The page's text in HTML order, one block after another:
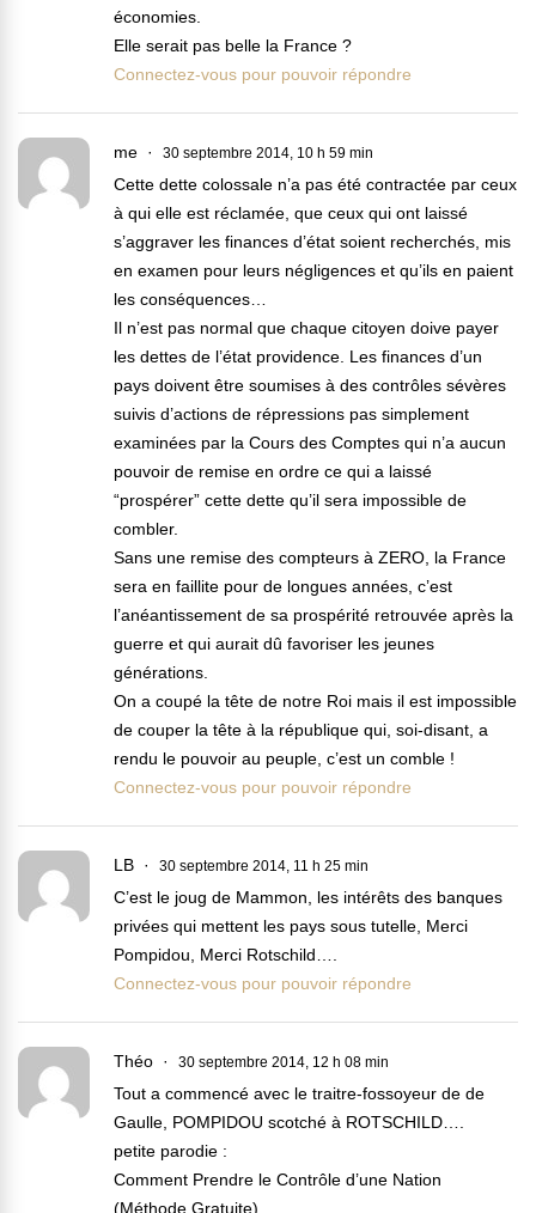
économies.
Elle serait pas belle la France ?
Connectez-vous pour pouvoir répondre
me 30 septembre 2014, 10 h 59 min
Cette dette colossale n’a pas été contractée par ceux
à qui elle est réclamée, que ceux qui ont laissé
s’aggraver les finances d’état soient recherchés, mis
en examen pour leurs négligences et qu’ils en paient
les conséquences…
Il n’est pas normal que chaque citoyen doive payer
les dettes de l’état providence. Les finances d’un
pays doivent être soumises à des contrôles sévères
suivis d’actions de répressions pas simplement
examinées par la Cours des Comptes qui n’a aucun
pouvoir de remise en ordre ce qui a laissé
“prospérer” cette dette qu’il sera impossible de
combler.
Sans une remise des compteurs à ZERO, la France
sera en faillite pour de longues années, c’est
l’anéantissement de sa prospérité retrouvée après la
guerre et qui aurait dû favoriser les jeunes
générations.
On a coupé la tête de notre Roi mais il est impossible
de couper la tête à la république qui, soi-disant, a
rendu le pouvoir au peuple, c’est un comble !
Connectez-vous pour pouvoir répondre
LB 30 septembre 2014, 11 h 25 min
C’est le joug de Mammon, les intérêts des banques
privées qui mettent les pays sous tutelle, Merci
Pompidou, Merci Rotschild….
Connectez-vous pour pouvoir répondre
Théo 30 septembre 2014, 12 h 08 min
Tout a commencé avec le traitre-fossoyeur de de
Gaulle, POMPIDOU scotché à ROTSCHILD….
petite parodie :
Comment Prendre le Contrôle d’une Nation
(Méthode Gratuite)